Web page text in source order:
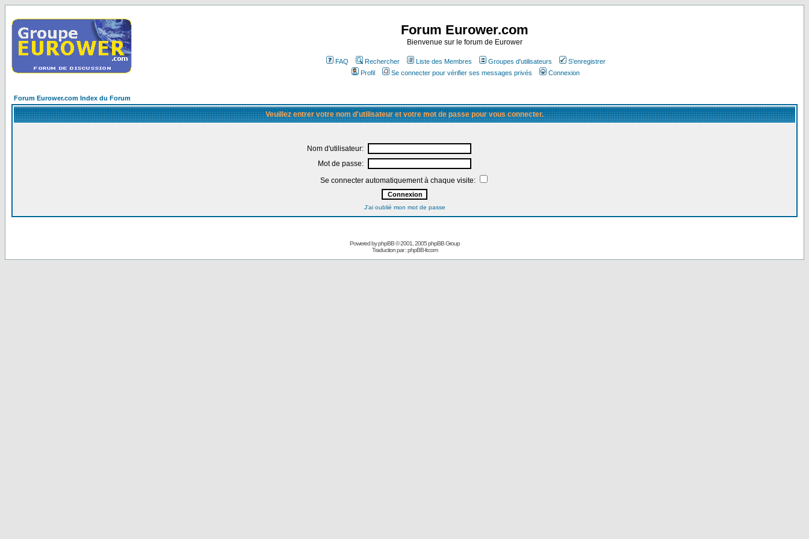
Forum Eurower.com
Bienvenue sur le forum de Eurower
FAQ Rechercher Liste des Membres Groupes d'utilisateurs
S'enregistrer
Profil
Se connecter pour vérifier ses messages privés Connexion
Forum Eurower.com Index du Forum
Veuillez entrer votre nom d'utilisateur et votre mot de passe pour vous connecter.
Nom d'utilisateur:
Mot de passe:
Se connecter automatiquement à chaque visite:
J'ai oublié mon mot de passe
Powered byphpBB© 2001, 2005 phpBB Group
Traduction par :phpBB-fr.com